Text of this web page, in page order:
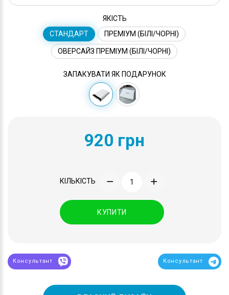
ЯКІСТЬ
СТАНДАРТ
ПРЕМІУМ (БІЛІ/ЧОРНІ)
ОВЕРСАЙЗ ПРЕМІУМ (БІЛІ/ЧОРНІ)
ЗАПАКУВАТИ ЯК ПОДАРУНОК
920 грн
КІЛЬКІСТЬ
КУПИТИ
Консультант Консультант